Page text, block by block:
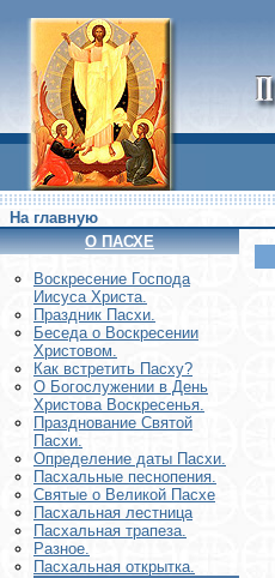
На главную
О ПАСХЕ
Воскреcение Господа
Иисуса Христа.
Праздник Пасхи.
Беседа о Воскресении
Христовом.
Как встретить Пасху?
О Богослужении в День
Христова Воскресенья.
Празднование Святой
Пасхи.
Определение даты Пасхи.
Пасхальные песнопения.
Святые о Великой Пасхе
Пасхальная лестница
Пасхальная трапеза.
Разное.
Пасхальная открытка.